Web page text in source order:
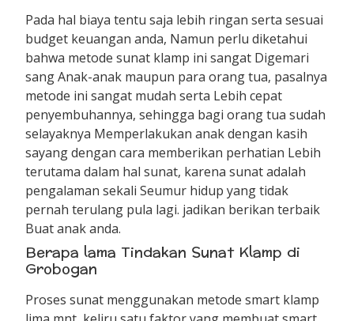
Pada hal biaya tentu saja lebih ringan serta sesuai
budget keuangan anda, Namun perlu diketahui
bahwa metode sunat klamp ini sangat Digemari
sang Anak-anak maupun para orang tua, pasalnya
metode ini sangat mudah serta Lebih cepat
penyembuhannya, sehingga bagi orang tua sudah
selayaknya Memperlakukan anak dengan kasih
sayang dengan cara memberikan perhatian Lebih
terutama dalam hal sunat, karena sunat adalah
pengalaman sekali Seumur hidup yang tidak
pernah terulang pula lagi. jadikan berikan terbaik
Buat anak anda.
Berapa lama Tindakan Sunat Klamp di
Grobogan
Proses sunat menggunakan metode smart klamp